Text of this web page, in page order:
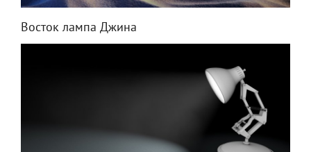
Восток лампа Джина